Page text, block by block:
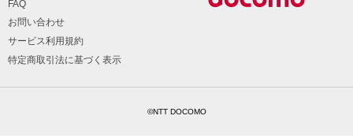
FAQ
お問い合わせ
サービス利用規約
特定商取引法に基づく表示
©NTT DOCOMO